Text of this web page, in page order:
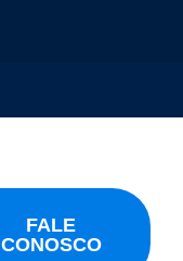
FALE
CONOSCO